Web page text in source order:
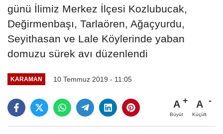
günü İlimiz Merkez İlçesi Kozlubucak,
Değirmenbaşı, Tarlaören, Ağaçyurdu,
Seyithasan ve Lale Köylerinde yaban
domuzu sürek avı düzenlendi
KARAMAN 10 Temmuz 2019 - 11:05
A
Büyüt
A
Küçült